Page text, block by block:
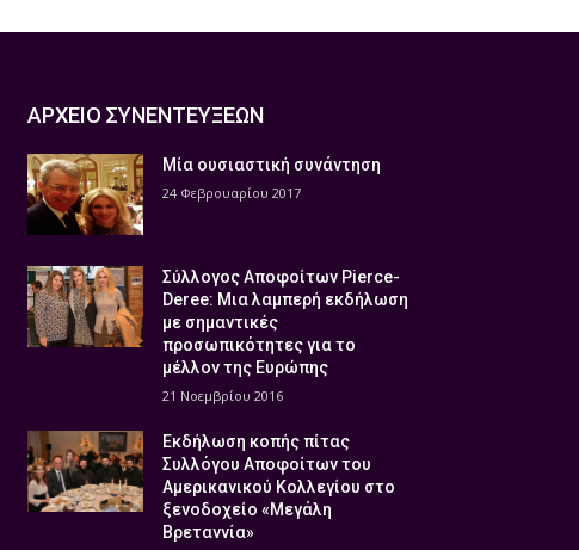
ΑΡΧΕΙΟ ΣΥΝΕΝΤΕΥΞΕΩΝ
Μία ουσιαστική συνάντηση
24 Φεβρουαρίου 2017
Σύλλογος Αποφοίτων Pierce-
Deree: Μια λαμπερή εκδήλωση
με σημαντικές
προσωπικότητες για το
μέλλον της Ευρώπης
21 Νοεμβρίου 2016
Εκδήλωση κοπής πίτας
Συλλόγου Αποφοίτων του
Αμερικανικού Κολλεγίου στο
ξενοδοχείο «Μεγάλη
Βρεταννία»